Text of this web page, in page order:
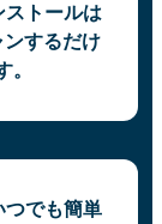
トールは
するだけ
でも簡単